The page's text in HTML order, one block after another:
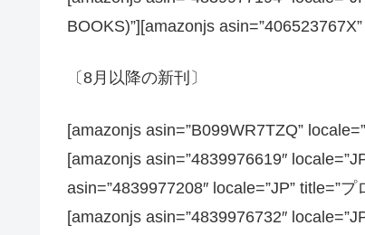
BOOKS)”][amazonjs
〔8月以降の新刊〕
[amazonjs asin=”B099WR7TZQ”
[amazonjs asin=”4839976619″
asin=”4839977208″ locale=”JP” title=”
[amazonjs asin=”4839976732″